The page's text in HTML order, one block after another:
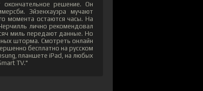
окончательное решение. Он
Эйзенхауэра мучают
момента остаются часы. На
лично рекомендовал
миль передают данные. Но
шторма. Смотреть онлайн
бесплатно на русском
планшете iPad, на любых
TV."